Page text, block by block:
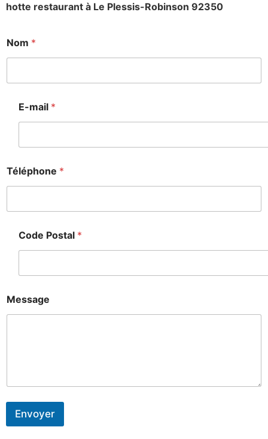
hotte restaurant à Le Plessis-Robinson 92350
Nom *
o
e
E-mail *
Téléphone *
Code Postal *
Message
Envoyer